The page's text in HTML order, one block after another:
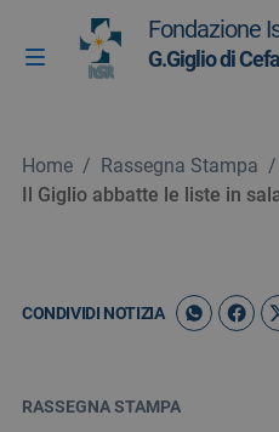
Vai ai contenuti
Vai al menu di
Vai al footer
Attiva / disattiva la
Fondazione
G.Giglio di
Home / Rassegna Stampa /
Il Giglio abbatte le liste in
CONDIVIDI NOTIZIA
RASSEGNA STAMPA